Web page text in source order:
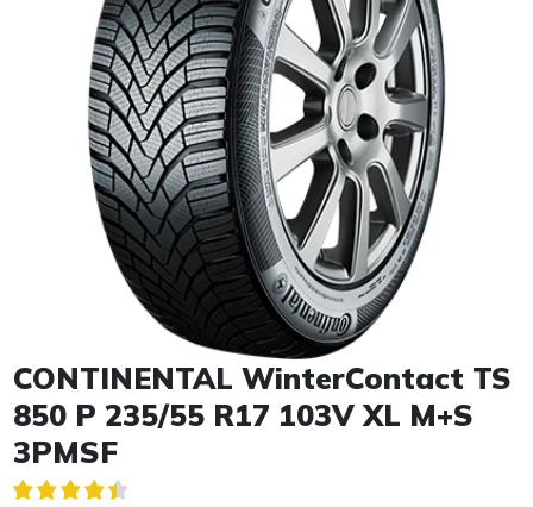
Item 1 of 1
CONTINENTAL WinterContact TS
850 P 235/55 R17 103V XL M+S
3PMSF